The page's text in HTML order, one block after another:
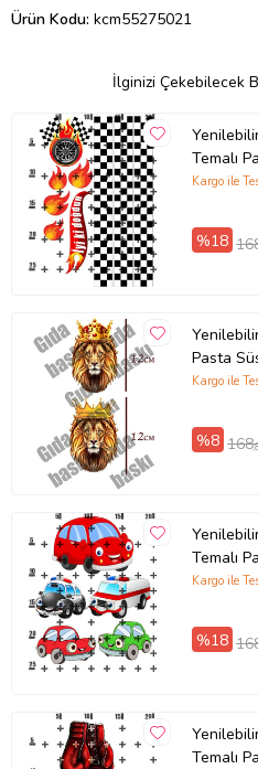
Ürün Kodu: kcm55275021
İlginizi Çekebilecek
Yenilebilir
Temalı
Kargo ile
%18
Pasta
Kargo ile
%8 168
Temalı
Kargo ile
%18
Temalı